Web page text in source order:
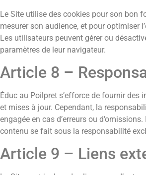
Le Site utilise des cookies pour son bon
mesurer son audience, et pour optimiser
Les utilisateurs peuvent gérer ou
paramètres de leur navigateur.
Article 8 –
Éduc au Poilpret s’efforce de fournir des
et mises à jour. Cependant, la
engagée en cas d’erreurs ou
contenu se fait sous la responsabilité
Article 9 – Liens